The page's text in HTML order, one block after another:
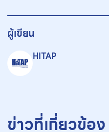
ผู้เขียน
HITAP
ข่าวที่เกี่ยวข้อง